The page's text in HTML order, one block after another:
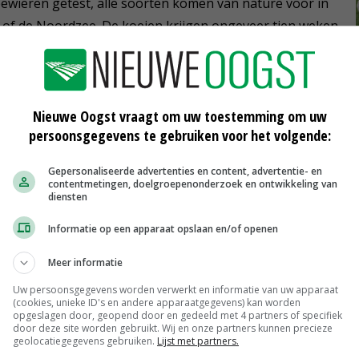
de Noordzee. De koeien krijgen ongeveer tien weken
de methaanproductie van de koeien, maar wordt er
melkgift en diergezondheid. Door te letten op
worden getrokken die voor de praktijk relevant zijn.
onderzoekt de praktische toepassing van zeewier
knelpunten van zeewierteelt tot en met smaak
van twee agrosectoren: de melkveehouderij
met Nederlandse tradities, de ander heeft de
te worden. Het verbinden van deze sectoren
Nieuwe Oogst vraagt om uw toestemming om uw
persoonsgegevens te gebruiken voor het volgende:
Gepersonaliseerde advertenties en content, advertentie- en
contentmetingen, doelgroepenonderzoek en ontwikkeling van
diensten
Informatie op een apparaat opslaan en/of openen
Meer informatie
Uw persoonsgegevens worden verwerkt en informatie van uw apparaat
(cookies, unieke ID's en andere apparaatgegevens) kan worden
opgeslagen door, geopend door en gedeeld met 4 partners of specifiek
door deze site worden gebruikt. Wij en onze partners kunnen precieze
geolocatiegegevens gebruiken. Lijst met partners.